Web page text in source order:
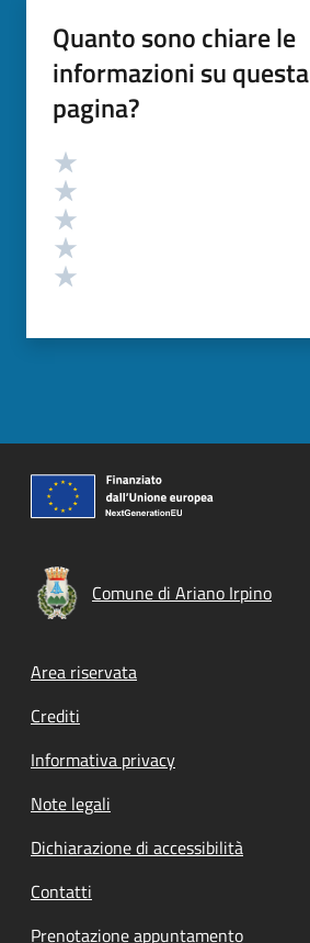
Quanto sono chiare le
informazioni su questa
pagina?
Valutazione
Comune di Ariano Irpino
Footer menu
Area riservata
Crediti
Informativa privacy
Note legali
Dichiarazione di accessibilità
Contatti
Prenotazione appuntamento